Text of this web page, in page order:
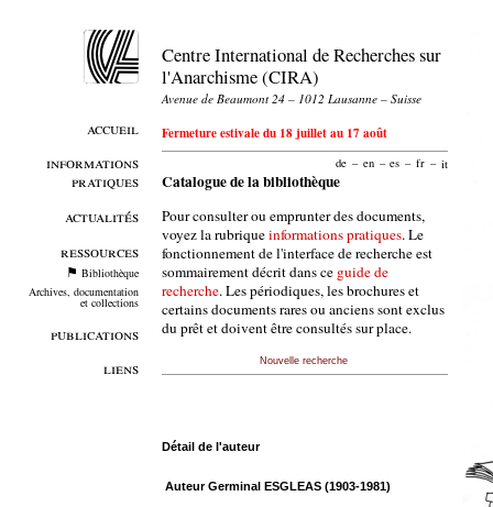
accueil
informations
pratiques
actualités
ressources
Bibliothèque
Archives, documentation
et collections
publications
liens
Centre International de Recherches sur
l'Anarchisme (CIRA)
Avenue de Beaumont 24 – 1012 Lausanne – Suisse
Fermeture estivale du 18 juillet au 17 août
de – en – es – fr – it
Catalogue de la bibliothèque
Pour consulter ou emprunter des documents,
voyez la rubriqueinformations pratiques. Le
fonctionnement de l'interface de recherche est
sommairement décrit dans ce guide de
recherche. Les périodiques, les brochures et
certains documents rares ou anciens sont exclus
du prêt et doivent être consultés sur place.
Nouvelle recherche
Détail de l'auteur
Auteur Germinal ESGLEAS (1903-1981)